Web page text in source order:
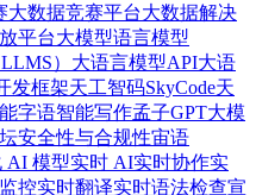
⼤数据竞赛平台大数据解决
平台大模型语言模型
） 大语言模型API大语
发框架天工智码SkyCode天
字语智能写作孟子GPT大模
安全性与合规性宙语
AI 模型实时 AI实时协作实
控实时翻译实时语法检查宣